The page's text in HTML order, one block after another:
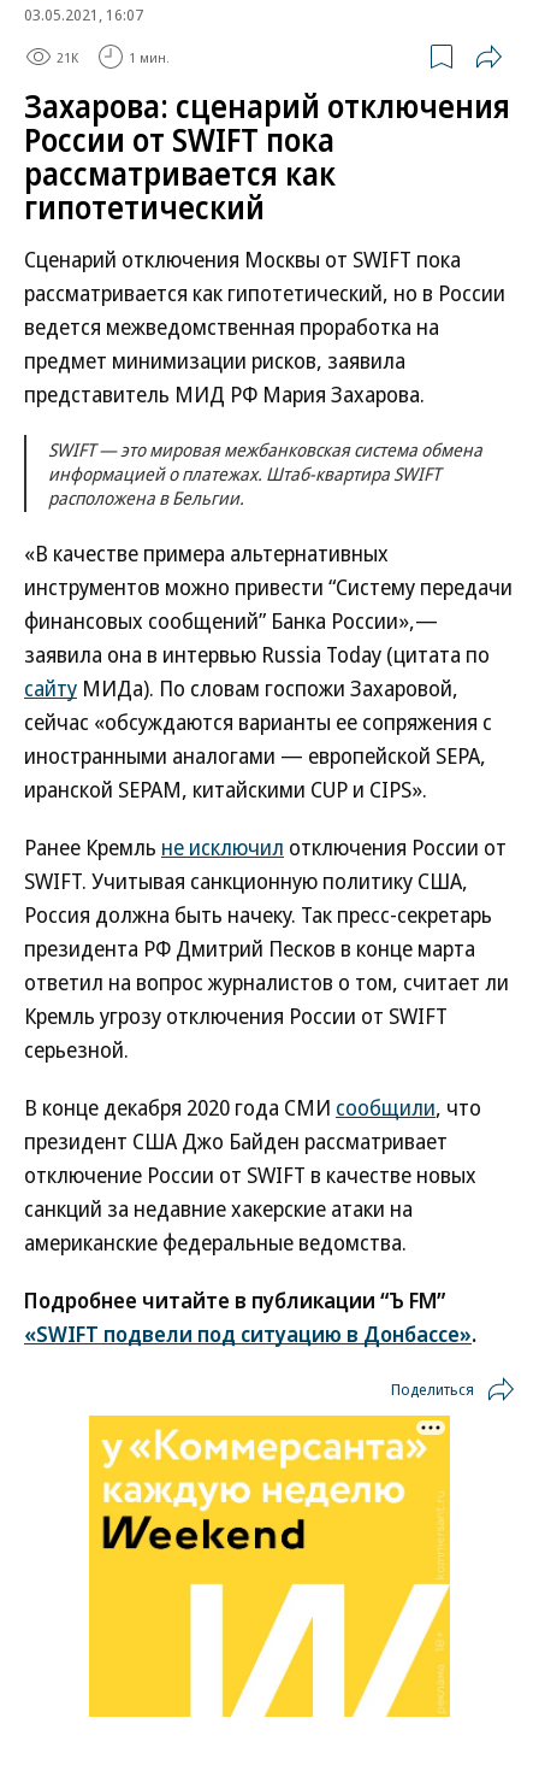
03.05.2021, 16:07
21K 1 мин.
Захарова: сценарий отключения
России от SWIFT пока
рассматривается как
гипотетический
Сценарий отключения Москвы от SWIFT пока
рассматривается как гипотетический, но в России
ведется межведомственная проработка на
предмет минимизации рисков, заявила
представитель МИД РФ Мария Захарова.
SWIFT — это мировая межбанковская система обмена
информацией о платежах. Штаб-квартира SWIFT
расположена в Бельгии.
«В качестве примера альтернативных
инструментов можно привести “Систему передачи
финансовых сообщений” Банка России»,—
заявила она в интервью Russia Today (цитата по
сайту МИДа). По словам госпожи Захаровой,
сейчас «обсуждаются варианты ее сопряжения с
иностранными аналогами — европейской SEPA,
иранской SEPAM, китайскими CUP и CIPS».
Ранее Кремль не исключил отключения России от
SWIFT. Учитывая санкционную политику США,
Россия должна быть начеку. Так пресс-секретарь
президента РФ Дмитрий Песков в конце марта
ответил на вопрос журналистов о том, считает ли
Кремль угрозу отключения России от SWIFT
серьезной.
В конце декабря 2020 года СМИ сообщили, что
президент США Джо Байден рассматривает
отключение России от SWIFT в качестве новых
санкций за недавние хакерские атаки на
американские федеральные ведомства.
Подробнее читайте в публикации “Ъ FM”
«SWIFT подвели под ситуацию в Донбассе».
Поделиться